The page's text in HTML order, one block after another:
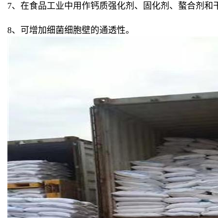
7、在食品工业中用作钙质强化剂、固化剂、螯合剂和
8、可增加细菌细胞壁的通透性。